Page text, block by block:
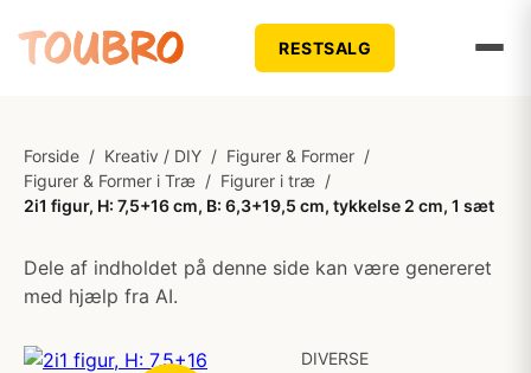
RESTSALG
Forside / Kreativ / DIY / Figurer & Former /
Figurer & Former i Træ / Figurer i træ /
2i1 figur, H: 7,5+16 cm, B: 6,3+19,5 cm, tykkelse 2 cm, 1 sæt
Dele af indholdet på denne side kan være genereret
med hjælp fra AI.
DIVERSE